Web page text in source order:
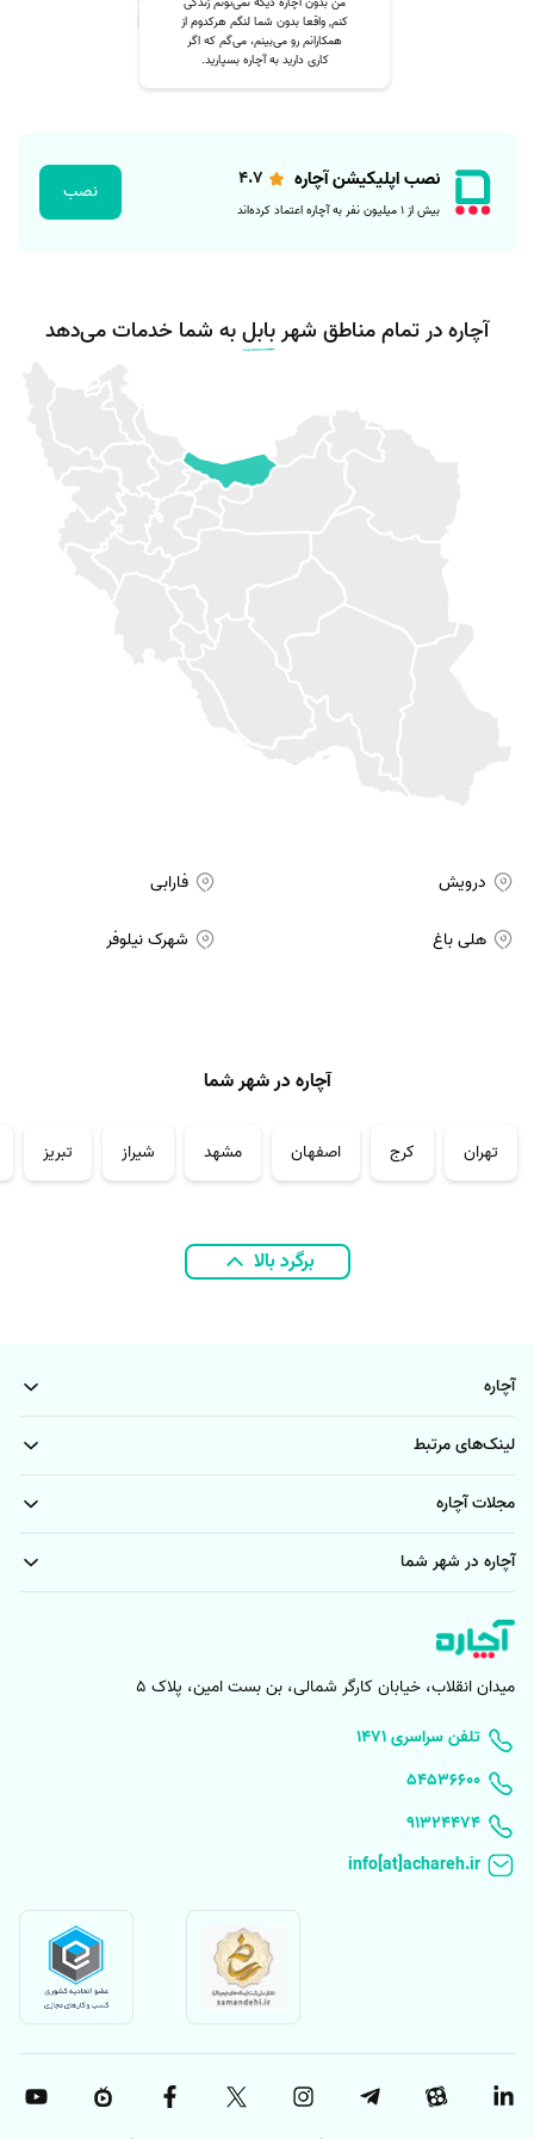
کنم, واقعا بدون شما لنگم هرکدوم از
همکارانم رو می‌بینم، می‌گم که اگر
کاری دارید به آچاره بسپارید.
نصب اپلیکیشن آچاره ۴.۷
بیش از ۱ میلیون نفر به آچاره اعتماد کرده‌اند
نصب
آچاره در تمام مناطق شهربابلبه شما خدمات می‌دهد
آچاره در شهر شما
تهران کرج اصفهان مشهد شیراز تبریز
برگرد بالا
آچاره
لینک‌های مرتبط
مجلات آچاره
آچاره در شهر شما
میدان انقلاب، خیابان کارگر شمالی، بن بست امین، پلاک 5
۱۴۷۱ تلفن سراسری
۵۴۵۳۶۶۰۰
91324474